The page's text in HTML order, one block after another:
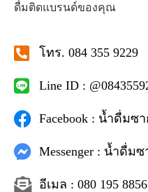
ดื่มติดแบรนด์ของคุณ
โทร. 084 355 9229
Line ID :
Facebook : น้ำดื่มซ
Messenger : น้ำดื่มซ
อีเมล : 080 195 8856